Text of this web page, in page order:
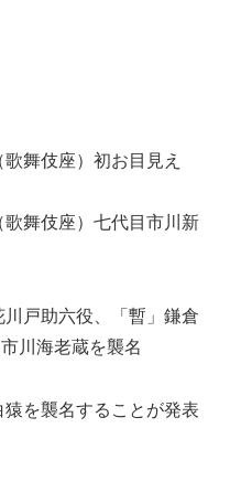
舞伎座）初お目見え
舞伎座）七代目市川新
戸助六役、「暫」鎌倉
川海老蔵を襲名
を襲名することが発表